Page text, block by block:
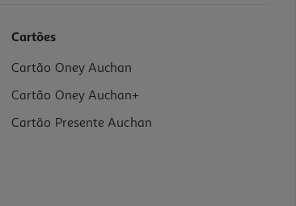
Cartões
Cartão Oney Auchan
Cartão Oney Auchan+
Cartão Presente Auchan